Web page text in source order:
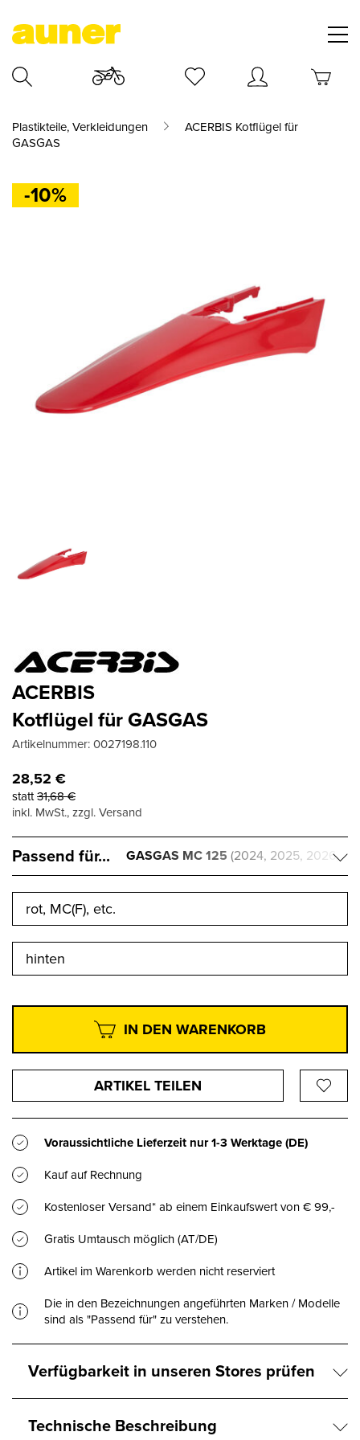
Plastikteile, Verkleidungen
ACERBIS Kotflügel für
GASGAS
-10%
ACERBIS
Kotflügel für GASGAS
Artikelnummer:0027198.110
28,52 €
statt31,68€
inkl. MwSt., zzgl. Versand
Passend für... GASGAS MC 125 (2024, 2025, 2026,
rot, MC(F), etc.
hinten
IN DEN WARENKORB
ARTIKEL TEILEN
Voraussichtliche Lieferzeit nur1-3 Werktage(DE)
Kauf auf Rechnung
Kostenloser Versand* ab einem Einkaufswert von € 99,-
Gratis Umtausch möglich (AT/DE)
Artikel im Warenkorb werden nicht reserviert
Die in den Bezeichnungen angeführten Marken / Modelle
sind als "Passend für" zu verstehen.
Verfügbarkeit in unseren Stores prüfen
Technische Beschreibung